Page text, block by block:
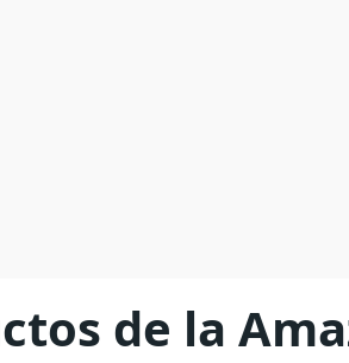
de la